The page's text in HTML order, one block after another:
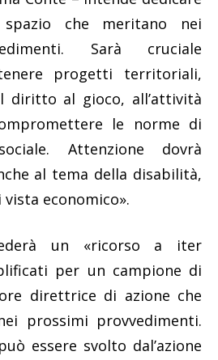
che meritano nei
Sarà cruciale
progetti territoriali,
diritto al gioco, all’attività
le norme di
Attenzione dovrà
al tema della disabilità,
economico».
un «ricorso a iter
per un campione di
direttrice di azione che
prossimi provvedimenti.
essere svolto dal’azione